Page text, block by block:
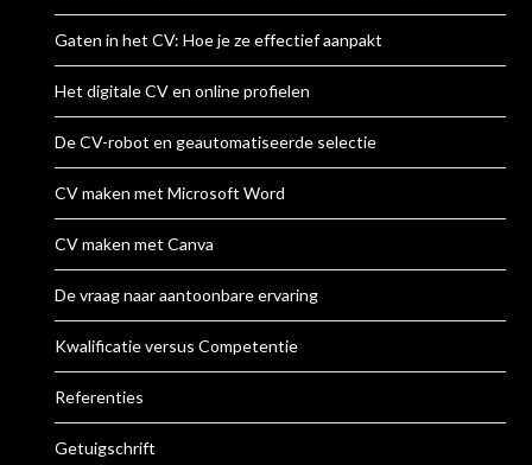
Gaten in het CV: Hoe je ze effectief aanpakt
Het digitale CV en online profielen
De CV-robot en geautomatiseerde selectie
CV maken met Microsoft Word
CV maken met Canva
De vraag naar aantoonbare ervaring
Kwalificatie versus Competentie
Referenties
Getuigschrift